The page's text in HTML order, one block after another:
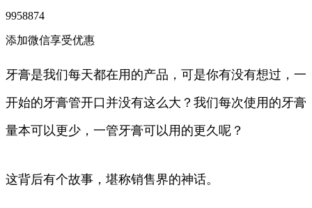
9958874
添加微信享受优惠
牙膏是我们每天都在用的产品，可是你有没有想过，一
开始的牙膏管开口并没有这么大？我们每次使用的牙膏
量本可以更少，一管牙膏可以用的更久呢？
这背后有个故事，堪称销售界的神话。